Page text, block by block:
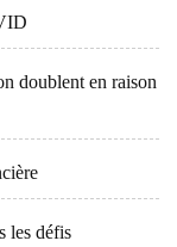
doublent en raison
les défis